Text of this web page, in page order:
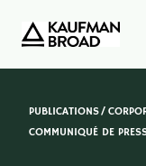
PUBLICATIONS
COMMUNIQUÉ DE